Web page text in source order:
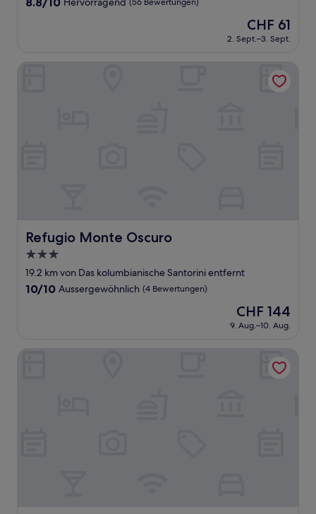
Bewertungen)
Der
Preis
beträgt
CHF 61
2. Sept.–3. Sept.
Refugio Monte Oscuro
Refugio Monte Oscuro
3.0-
Sterne-
Unterkunft
19.2 km von Das kolumbianische Santorini entfernt
10.0
Bewertungen)
10/10 Aussergewöhnlich (4 Bewertungen)
Der
Preis
beträgt
CHF 144
9. Aug.–10. Aug.